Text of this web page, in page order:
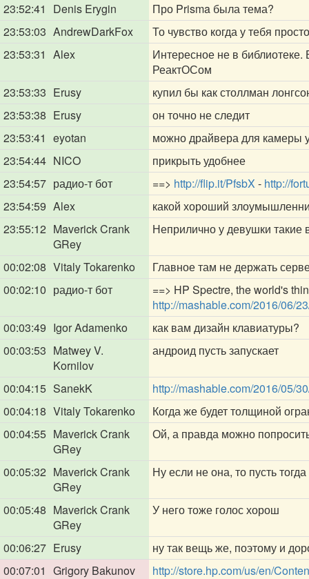
23:52:41
Denis Erygin
Про Prisma была тема?
23:53:03 AndrewDarkFox
То чувство когда у тебя
23:53:31 Alex
Интересное не в
РеактОСом
23:53:33 Erusy
купил бы как столлман
23:53:38 Erusy
он точно не следит
23:53:41 eyotan
можно драйвера для камеры
23:54:44 NICO
прикрыть удобнее
23:54:57 радио-т бот ==> http://flip.it/PfsbX - http://
23:54:59 Alex
какой хороший
23:55:12 Maverick Crank
GRey
Неприлично у девушки
00:02:08 Vitaly Tokarenko
Главное там не держать
00:02:10 радио-т бот
==> HP Spectre, the world's
http://mashable.com/2016/06/
00:03:49 Igor Adamenko
как вам дизайн клавиатуры?
00:03:53 Matwey V.
Kornilov
андроид пусть запускает
00:04:15 SanekK
http://mashable.com/2016/05/
00:04:18 Vitaly Tokarenko
Когда же будет толщиной
00:04:55 Maverick Crank
GRey
Ой, а правда можно
00:05:32 Maverick Crank
GRey
Ну если не она, то пусть тогда
00:05:48 Maverick Crank
GRey
У него тоже голос хорош
00:06:27 Erusy
ну так вещь же, поэтому и
00:07:01 Grigory Bakunov
http://store.hp.com/us/en/